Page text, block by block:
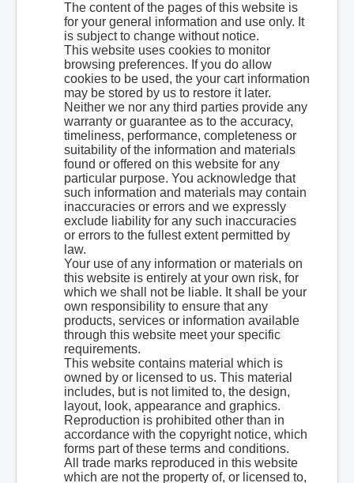
The content of the pages of this website is
for your general information and use only. It
is subject to change without notice.
This website uses cookies to monitor
browsing preferences. If you do allow
cookies to be used, the your cart information
may be stored by us to restore it later.
Neither we nor any third parties provide any
warranty or guarantee as to the accuracy,
timeliness, performance, completeness or
suitability of the information and materials
found or offered on this website for any
particular purpose. You acknowledge that
such information and materials may contain
inaccuracies or errors and we expressly
exclude liability for any such inaccuracies
or errors to the fullest extent permitted by
law.
Your use of any information or materials on
this website is entirely at your own risk, for
which we shall not be liable. It shall be your
own responsibility to ensure that any
products, services or information available
through this website meet your specific
requirements.
This website contains material which is
owned by or licensed to us. This material
includes, but is not limited to, the design,
layout, look, appearance and graphics.
Reproduction is prohibited other than in
accordance with the copyright notice, which
forms part of these terms and conditions.
All trade marks reproduced in this website
which are not the property of, or licensed to,